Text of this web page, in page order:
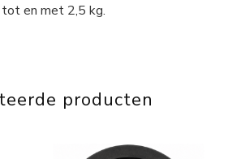
en met 2,5 kg.
producten